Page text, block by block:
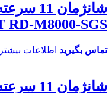
RD-M8000-SGS
تماس بگیرید اطلاعات بیشتر